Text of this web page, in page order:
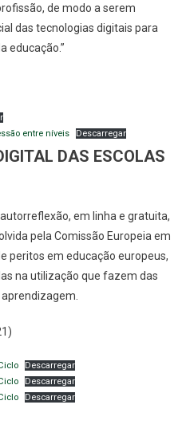
de modo a serem
das tecnologias digitais para
educação.”
entre níveis
Descarregar
DAS ESCOLAS
em linha e gratuita,
pela Comissão Europeia em
peritos em educação europeus,
na utilização que fazem das
Descarregar
Descarregar
Descarregar